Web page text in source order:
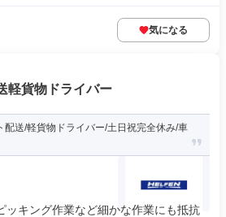
気になる
軽貨物ドライバー
配送/軽貨物ドライバー/土日祝完全休み/車
ッキング作業など細かな作業にも抵抗